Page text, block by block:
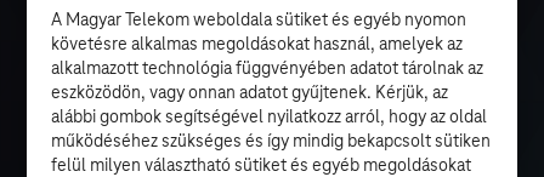
A Magyar Telekom weboldala sütiket és egyéb nyomon
követésre alkalmas megoldásokat használ, amelyek az
alkalmazott technológia függvényében adatot tárolnak az
eszközödön, vagy onnan adatot gyűjtenek. Kérjük, az
alábbi gombok segítségével nyilatkozz arról, hogy az oldal
működéséhez szükséges és így mindig bekapcsolt sütiken
felül milyen választható sütiket és egyéb megoldásokat